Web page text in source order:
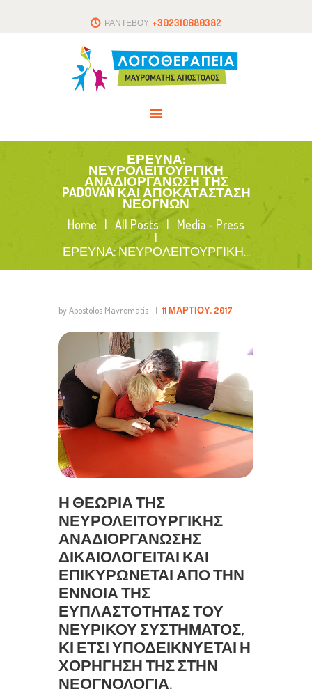
ΡΑΝΤΕΒΟΥ +302310680382
ΕΡΕΥΝΑ:
ΝΕΥΡΟΛΕΙΤΟΥΡΓΙΚΗ
ΑΝΑΔΙΟΡΓΑΝΩΣΗ ΤΗΣ
PADOVAN ΚΑΙ ΑΠΟΚΑΤΑΣΤΑΣΗ
ΝΕΟΓΝΩΝ
Home All Posts
Media - Press
ΕΡΕΥΝΑ: ΝΕΥΡΟΛΕΙΤΟΥΡΓΙΚΗ...
ΑΡΘΡΑ
ΕΠΙΚΟΙΝΩΝΙΑ
by Apostolos Mavromatis 11 ΜΑΡΤΊΟΥ, 2017
Η ΘΕΩΡΊΑ ΤΗΣ
ΝΕΥΡΟΛΕΙΤΟΥΡΓΙΚΉΣ
ΑΝΑΔΙΟΡΓΆΝΩΣΗΣ
ΔΙΚΑΙΟΛΟΓΕΊΤΑΙ ΚΑΙ
ΕΠΙΚΥΡΏΝΕΤΑΙ ΑΠΌ ΤΗΝ
ΈΝΝΟΙΑ ΤΗΣ
ΕΥΠΛΑΣΤΌΤΗΤΑΣ ΤΟΥ
ΝΕΥΡΙΚΟΎ ΣΥΣΤΉΜΑΤΟΣ,
ΚΙ ΈΤΣΙ ΥΠΟΔΕΙΚΝΎΕΤΑΙ Η
ΧΟΡΉΓΗΣΗ ΤΗΣ ΣΤΗΝ
ΝΕΟΓΝΟΛΟΓΊΑ.